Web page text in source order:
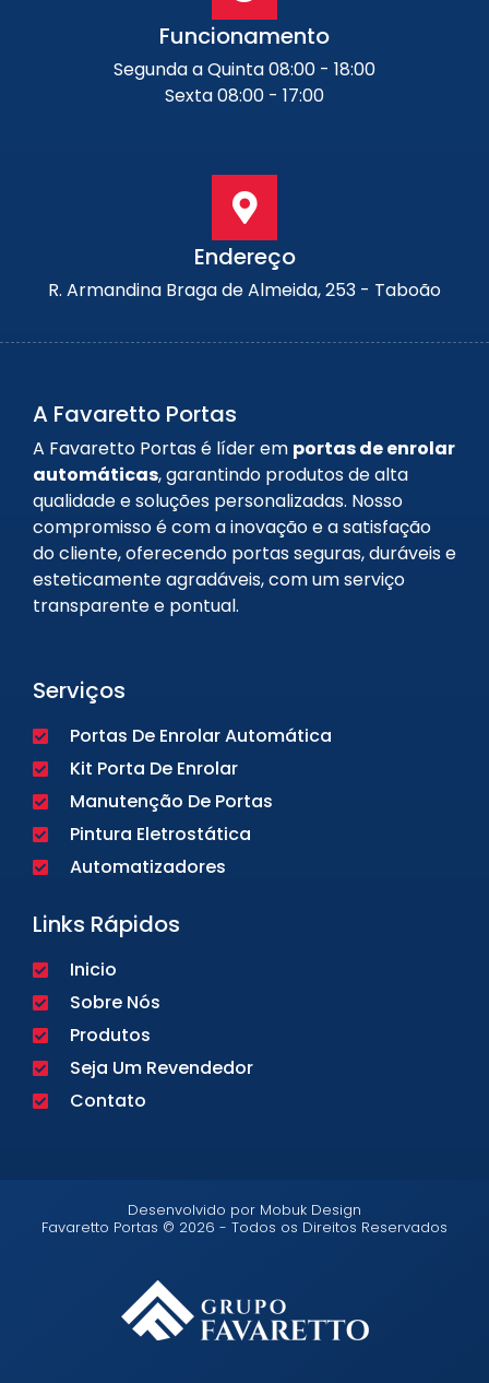
Funcionamento
Segunda a Quinta 08:00 - 18:00
Sexta 08:00 - 17:00
Endereço
R. Armandina Braga de Almeida, 253 - Taboão
A Favaretto Portas
A Favaretto Portas é líder em portas de enrolar
automáticas, garantindo produtos de alta
qualidade e soluções personalizadas. Nosso
compromisso é com a inovação e a satisfação
do cliente, oferecendo portas seguras, duráveis e
esteticamente agradáveis, com um serviço
transparente e pontual.
Serviços
Portas De Enrolar Automática
Kit Porta De Enrolar
Manutenção De Portas
Pintura Eletrostática
Automatizadores
Links Rápidos
Inicio
Sobre Nós
Produtos
Seja Um Revendedor
Contato
Desenvolvido por Mobuk Design
Favaretto Portas © 2026 - Todos os Direitos Reservados